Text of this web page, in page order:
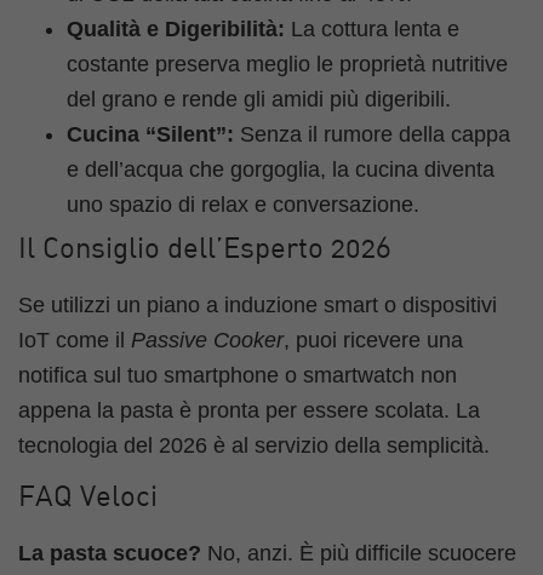
Qualità e Digeribilità: La cottura lenta e
costante preserva meglio le proprietà nutritive
del grano e rende gli amidi più digeribili.
Cucina “Silent”: Senza il rumore della cappa
e dell’acqua che gorgoglia, la cucina diventa
uno spazio di relax e conversazione.
Il Consiglio dell’Esperto 2026
Se utilizzi un piano a induzione smart o dispositivi
IoT come il Passive Cooker, puoi ricevere una
notifica sul tuo smartphone o smartwatch non
appena la pasta è pronta per essere scolata. La
tecnologia del 2026 è al servizio della semplicità.
FAQ Veloci
La pasta scuoce? No, anzi. È più difficile scuocere